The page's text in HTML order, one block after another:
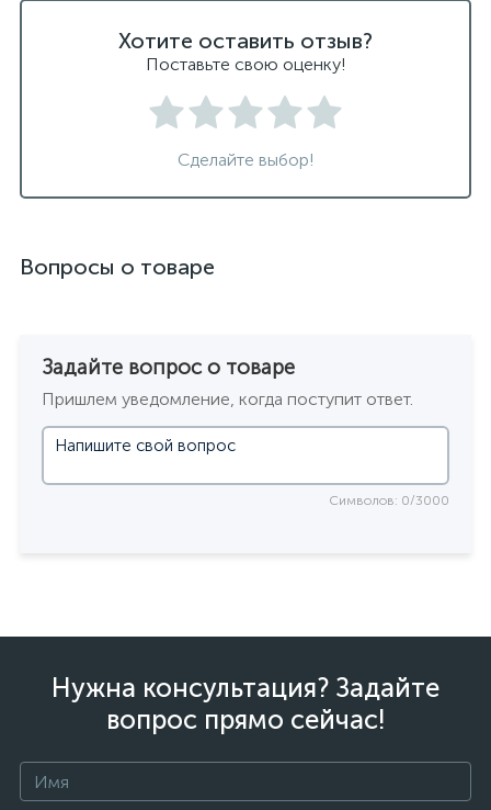
Хотите оставить отзыв?
Поставьте свою оценку!
Сделайте выбор!
Вопросы о товаре
Задайте вопрос о товаре
Пришлем уведомление, когда поступит ответ.
Символов: 0/3000
Нужна консультация? Задайте
вопрос прямо сейчас!